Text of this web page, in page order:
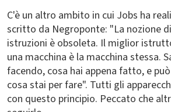
C'è un altro ambito in cui Jobs ha
scritto da Negroponte: "La nozione
istruzioni è obsoleta. Il miglior
una macchina è la macchina stessa.
facendo, cosa hai appena fatto, e
cosa stai per fare". Tutti gli
con questo principio. Peccato che